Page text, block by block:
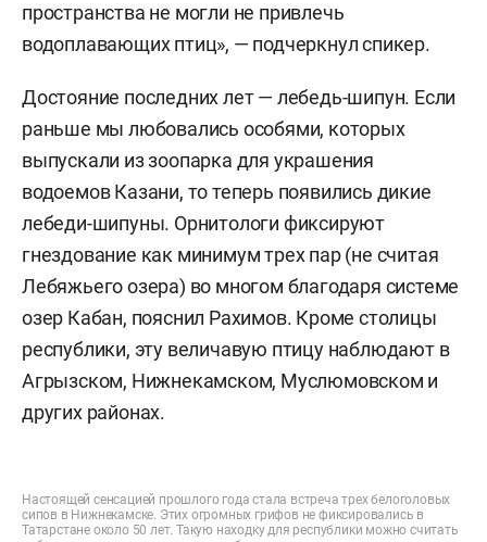
пространства не могли не привлечь
водоплавающих птиц», — подчеркнул спикер.
Достояние последних лет — лебедь-шипун. Если
раньше мы любовались особями, которых
выпускали из зоопарка для украшения
водоемов Казани, то теперь появились дикие
лебеди-шипуны. Орнитологи фиксируют
гнездование как минимум трех пар (не считая
Лебяжьего озера) во многом благодаря системе
озер Кабан, пояснил Рахимов. Кроме столицы
республики, эту величавую птицу наблюдают в
Агрызском, Нижнекамском, Муслюмовском и
других районах.
Настоящей сенсацией прошлого года стала встреча трех белоголовых
сипов в Нижнекамске. Этих огромных грифов не фиксировались в
Татарстане около 50 лет. Такую находку для республики можно считать